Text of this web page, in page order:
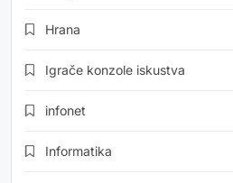
Hrana
Igrače konzole iskustva
infonet
Informatika